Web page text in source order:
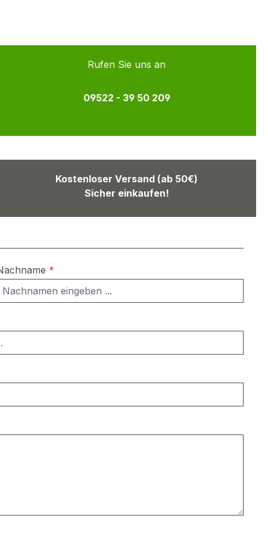
Rufen Sie uns an
09522 - 39 50 209
Kostenloser Versand (ab 50€)
Sicher einkaufen!
*